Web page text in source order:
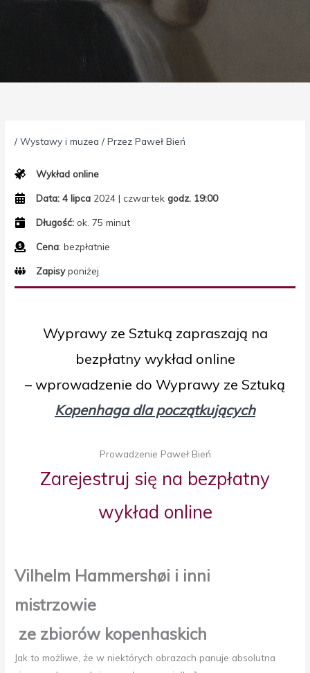
/Wystawy i muzea / PrzezPaweł Bień
Wykład online
Data: 4 lipca 2024 | czwartekgodz. 19:00
Długość: ok. 75 minut
Cena: bezpłatnie
Zapisyponiżej
Wyprawy ze Sztuką zapraszają na
bezpłatny wykład online
– wprowadzenie do Wyprawy ze Sztuką
Kopenhaga dla początkujących
Prowadzenie Paweł Bień
Zarejestruj się na bezpłatny
wykład online
Vilhelm Hammershøi i inni
mistrzowie
ze zbiorów kopenhaskich
Jak to możliwe, że w niektórych obrazach panuje absolutna